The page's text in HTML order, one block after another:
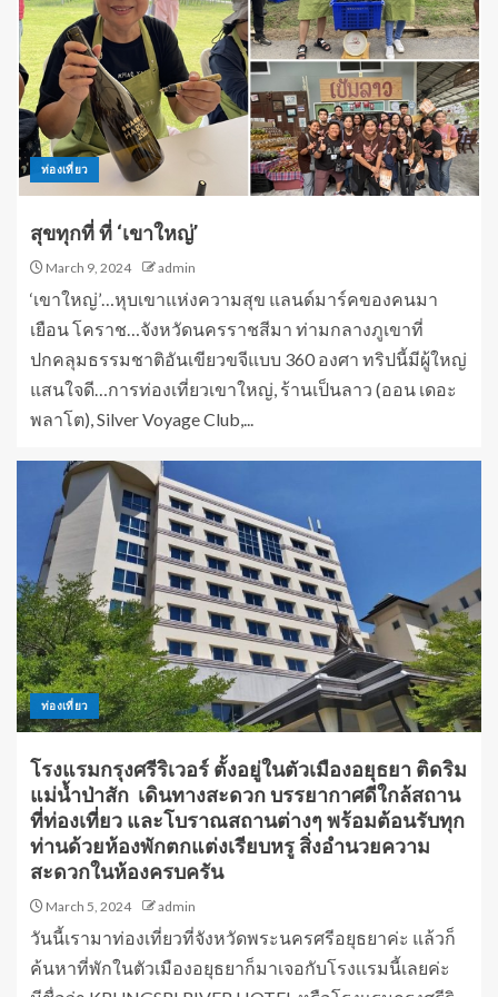
ท่องเที่ยว
สุขทุกที่ ที่ ‘เขาใหญ่’
March 9, 2024 admin
‘เขาใหญ่’…หุบเขาแห่งความสุข แลนด์มาร์คของคนมา
เยือน โคราช…จังหวัดนครราชสีมา ท่ามกลางภูเขาที่
ปกคลุมธรรมชาติอันเขียวขจีแบบ 360 องศา ทริปนี้มีผู้ใหญ่
แสนใจดี…การท่องเที่ยวเขาใหญ่, ร้านเป็นลาว (ออน เดอะ
พลาโต), Silver Voyage Club,...
ท่องเที่ยว
โรงแรมกรุงศรีริเวอร์ ตั้งอยู่ในตัวเมืองอยุธยา ติดริม
แม่น้ำป่าสัก เดินทางสะดวก บรรยากาศดีใกล้สถาน
ที่ท่องเที่ยว และโบราณสถานต่างๆ พร้อมต้อนรับทุก
ท่านด้วยห้องพักตกแต่งเรียบหรู สิ่งอำนวยความ
สะดวกในห้องครบครัน
March 5, 2024 admin
วันนี้เรามาท่องเที่ยวที่จังหวัดพระนครศรีอยุธยาค่ะ แล้วก็
ค้นหาที่พักในตัวเมืองอยุธยาก็มาเจอกับโรงเเรมนี้เลยค่ะ